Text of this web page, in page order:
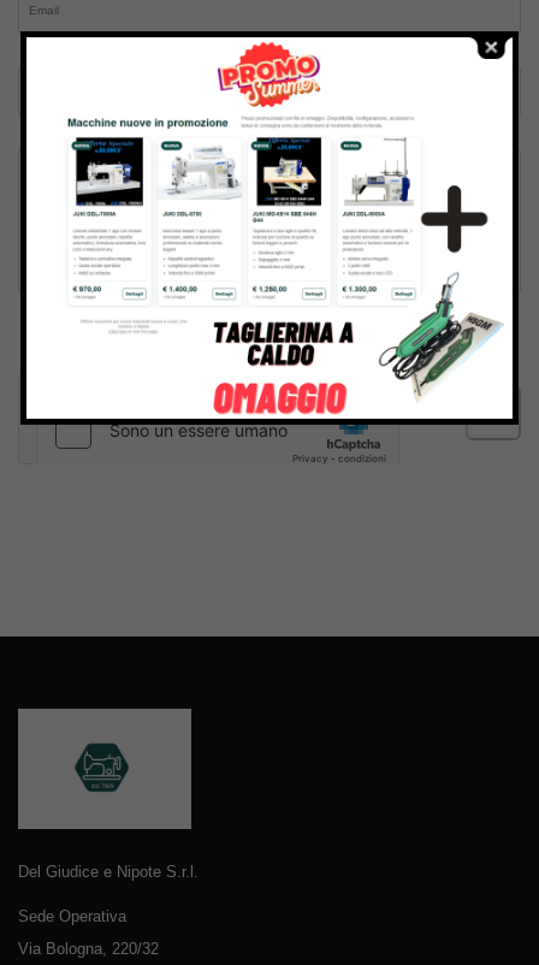
Inviando il messaggio confermo di aver letto e accettato
del sito web
Del Giudice e Nipote S.r.l.
Sede Operativa
Via Bologna, 220/32